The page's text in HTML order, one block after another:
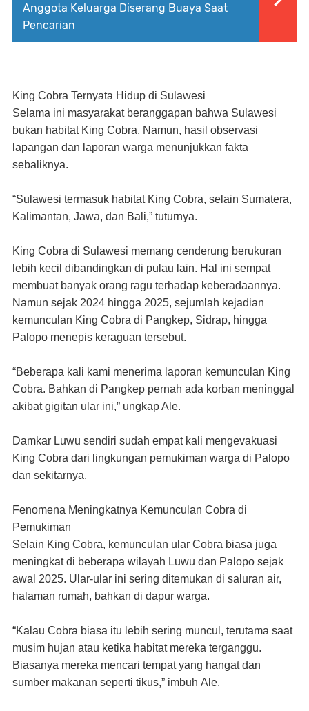
Anggota Keluarga Diserang Buaya Saat
Pencarian
King Cobra Ternyata Hidup di Sulawesi
Selama ini masyarakat beranggapan bahwa Sulawesi
bukan habitat King Cobra. Namun, hasil observasi
lapangan dan laporan warga menunjukkan fakta
sebaliknya.
“Sulawesi termasuk habitat King Cobra, selain Sumatera,
Kalimantan, Jawa, dan Bali,” tuturnya.
King Cobra di Sulawesi memang cenderung berukuran
lebih kecil dibandingkan di pulau lain. Hal ini sempat
membuat banyak orang ragu terhadap keberadaannya.
Namun sejak 2024 hingga 2025, sejumlah kejadian
kemunculan King Cobra di Pangkep, Sidrap, hingga
Palopo menepis keraguan tersebut.
“Beberapa kali kami menerima laporan kemunculan King
Cobra. Bahkan di Pangkep pernah ada korban meninggal
akibat gigitan ular ini,” ungkap Ale.
Damkar Luwu sendiri sudah empat kali mengevakuasi
King Cobra dari lingkungan pemukiman warga di Palopo
dan sekitarnya.
Fenomena Meningkatnya Kemunculan Cobra di
Pemukiman
Selain King Cobra, kemunculan ular Cobra biasa juga
meningkat di beberapa wilayah Luwu dan Palopo sejak
awal 2025. Ular-ular ini sering ditemukan di saluran air,
halaman rumah, bahkan di dapur warga.
“Kalau Cobra biasa itu lebih sering muncul, terutama saat
musim hujan atau ketika habitat mereka terganggu.
Biasanya mereka mencari tempat yang hangat dan
sumber makanan seperti tikus,” imbuh Ale.